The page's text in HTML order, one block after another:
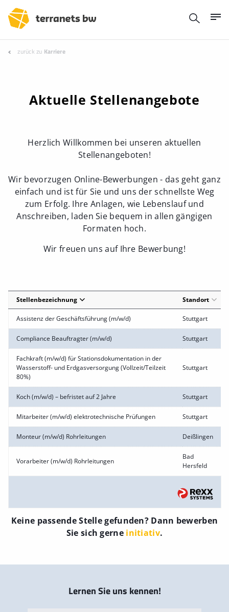
zurück zu Karriere
Aktuelle Stellenangebote
Herzlich Willkommen bei unseren aktuellen
Stellenangeboten!
Wir bevorzugen Online-Bewerbungen - das geht ganz
einfach und ist für Sie und uns der schnellste Weg
zum Erfolg. Ihre Anlagen, wie Lebenslauf und
Anschreiben, laden Sie bequem in allen gängigen
Formaten hoch.
Wir freuen uns auf Ihre Bewerbung!
Stellenbezeichnung Standort
Assistenz der Geschäftsführung (m/w/d) Stuttgart
Compliance Beauftragter (m/w/d) Stuttgart
Fachkraft (m/w/d) für Stationsdokumentation in der
Wasserstoff- und Erdgasversorgung (Vollzeit/Teilzeit
80%)
Stuttgart
Koch (m/w/d) – befristet auf 2 Jahre Stuttgart
Mitarbeiter (m/w/d) elektrotechnische Prüfungen Stuttgart
Monteur (m/w/d) Rohrleitungen Deißlingen
Vorarbeiter (m/w/d) Rohrleitungen
Bad
Hersfeld
Keine passende Stelle gefunden? Dann bewerben
Sie sich gerne initiativ.
Lernen Sie uns kennen!